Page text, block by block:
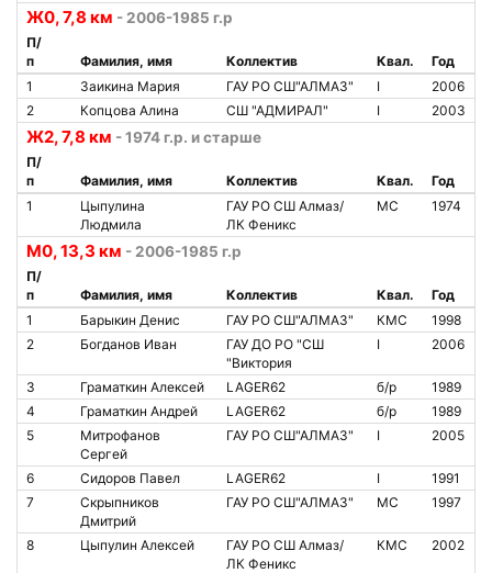
Ж0, 7,8 км - 2006-1985 г.р
П/
п
Фамилия, имя Коллектив Квал.
Год
1
Заикина Мария ГАУ РО СШ"АЛМАЗ" I
2006
2
Копцова Алина СШ "АДМИРАЛ" I 2003
Ж2, 7,8 км - 1974 г.р. и старше
П/
п
Фамилия, имя Коллектив Квал.
Год
1
Цыпулина
Людмила
ГАУ РО СШ Алмаз/
ЛК Феникс
МС 1974
М0, 13,3 км - 2006-1985 г.р
П/
п
Фамилия, имя Коллектив Квал.
Год
1
Барыкин Денис ГАУ РО СШ"АЛМАЗ" КМС
1998
2
Богданов Иван
ГАУ ДО РО "СШ
"Виктория
I 2006
3 Граматкин Алексей LAGER62 б/р
1989
4
Граматкин Андрей LAGER62 б/р
1989
5
Митрофанов
Сергей
ГАУ РО СШ"АЛМАЗ" I 2005
6 Сидоров Павел LAGER62 I
1991
7
Скрыпников
Дмитрий
ГАУ РО СШ"АЛМАЗ" МС 1997
8 Цыпулин Алексей
ГАУ РО СШ Алмаз/
ЛК Феникс
КМС 2002